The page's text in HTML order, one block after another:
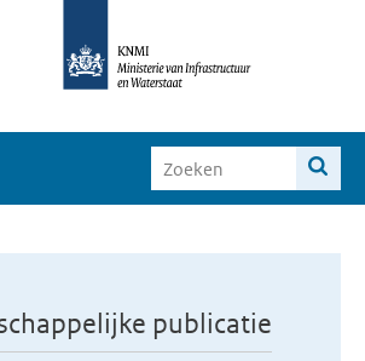
publicatie